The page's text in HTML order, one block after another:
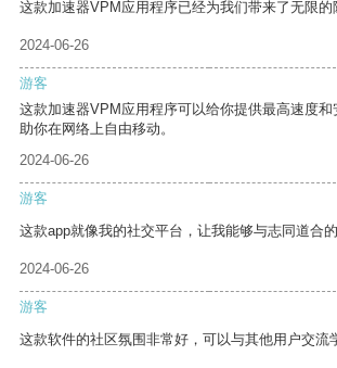
这款加速器VPM应用程序已经为我们带来了无限的
2024-06-26
游客
这款加速器VPM应用程序可以给你提供最高速度
助你在网络上自由移动。
2024-06-26
游客
这款app就像我的社交平台，让我能够与志同道合的
2024-06-26
游客
这款软件的社区氛围非常好，可以与其他用户交流